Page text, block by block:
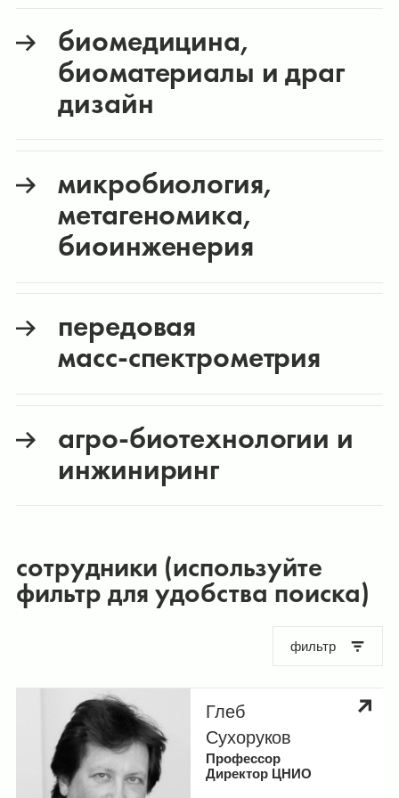
биомедицина,
биоматериалы и драг
дизайн
микробиология,
метагеномика,
биоинженерия
передовая
масс‑спектрометрия
агро-биотехнологии и
инжиниринг
сотрудники (используйте
фильтр для удобства поиска)
фильтр
Лаборатории и исследовательские
Глеб
Сухоруков
Профессор
Директор ЦНИО